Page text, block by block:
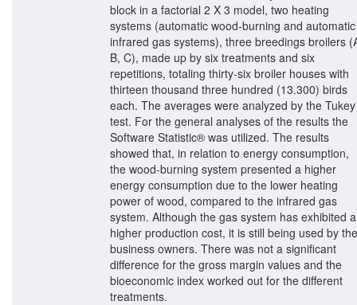
block in a factorial 2 X 3 model, two heating
systems (automatic wood-burning and automatic
infrared gas systems), three breedings broilers
B, C), made up by six treatments and six
repetitions, totaling thirty-six broiler houses with
thirteen thousand three hundred (13.300) birds
each. The averages were analyzed by the Tukey
test. For the general analyses of the results the
Software Statistic® was utilized. The results
showed that, in relation to energy consumption,
the wood-burning system presented a higher
energy consumption due to the lower heating
power of wood, compared to the infrared gas
system. Although the gas system has exhibited a
higher production cost, it is still being used by the
business owners. There was not a significant
difference for the gross margin values and the
bioeconomic index worked out for the different
treatments.